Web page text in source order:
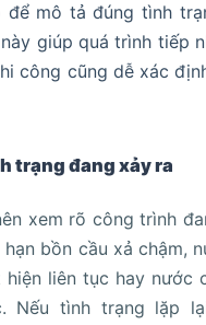
mô tả đúng tình
giúp quá trình tiếp
công cũng dễ xác
trạng đang xảy ra
xem rõ công trình
bồn cầu xả chậm,
hiện liên tục hay nước
Nếu tình trạng lặp